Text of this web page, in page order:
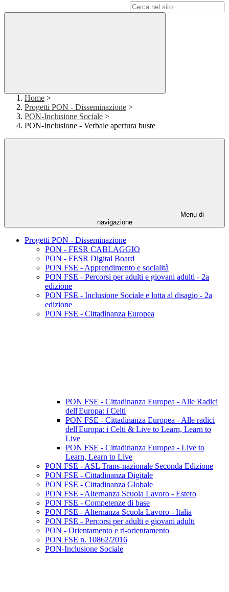
Home >
Progetti PON - Disseminazione >
PON-Inclusione Sociale >
PON-Inclusione - Verbale apertura buste
Menu di
navigazione
Progetti PON - Disseminazione
PON - FESR CABLAGGIO
PON - FESR Digital Board
PON FSE - Apprendimento e socialità
PON FSE - Percorsi per adulti e giovani adulti - 2a
edizione
PON FSE - Inclusione Sociale e lotta al disagio - 2a
edizione
PON FSE - Cittadinanza Europea
PON FSE - Cittadinanza Europea - Alle Radici
dell'Europa: i Celti
PON FSE - Cittadinanza Europea - Alle radici
dell'Europa: i Celti & Live to Learn, Learn to
Live
PON FSE - Cittadinanza Europea - Live to
Learn, Learn to Live
PON FSE - ASL Trans-nazionale Seconda Edizione
PON FSE - Cittadinanza Digitale
PON FSE - Cittadinanza Globale
PON FSE - Alternanza Scuola Lavoro - Estero
PON FSE - Competenze di base
PON FSE - Alternanza Scuola Lavoro - Italia
PON FSE - Percorsi per adulti e giovani adulti
PON - Orientamento e ri-orientamento
PON FSE n. 10862/2016
PON-Inclusione Sociale